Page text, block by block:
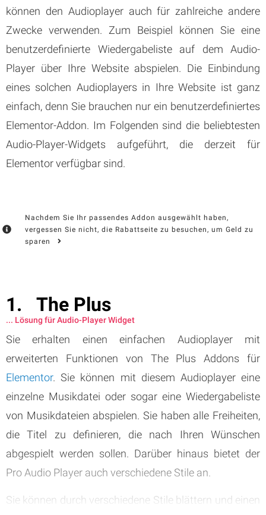
können den Audioplayer auch für zahlreiche andere
Zwecke verwenden. Zum Beispiel können Sie eine
benutzerdefinierte Wiedergabeliste auf dem Audio-
Player über Ihre Website abspielen. Die Einbindung
eines solchen Audioplayers in Ihre Website ist ganz
einfach, denn Sie brauchen nur ein benutzerdefiniertes
Elementor-Addon. Im Folgenden sind die beliebtesten
Audio-Player-Widgets aufgeführt, die derzeit für
Elementor verfügbar sind.
Nachdem Sie Ihr passendes Addon ausgewählt haben,
vergessen Sie nicht, die Rabattseite zu besuchen, um Geld zu
sparen
The Plus
... Lösung für Audio-Player Widget
Sie erhalten einen einfachen Audioplayer mit
erweiterten Funktionen von The Plus Addons für
Elementor. Sie können mit diesem Audioplayer eine
einzelne Musikdatei oder sogar eine Wiedergabeliste
von Musikdateien abspielen. Sie haben alle Freiheiten,
die Titel zu definieren, die nach Ihren Wünschen
abgespielt werden sollen. Darüber hinaus bietet der
Pro Audio Player auch verschiedene Stile an.
Sie können durch verschiedene Stile blättern und einen